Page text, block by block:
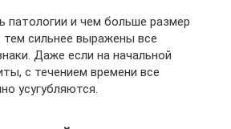
патологии и чем больше размер
тем сильнее выражены все
Даже если на начальной
с течением времени все
усугубляются.